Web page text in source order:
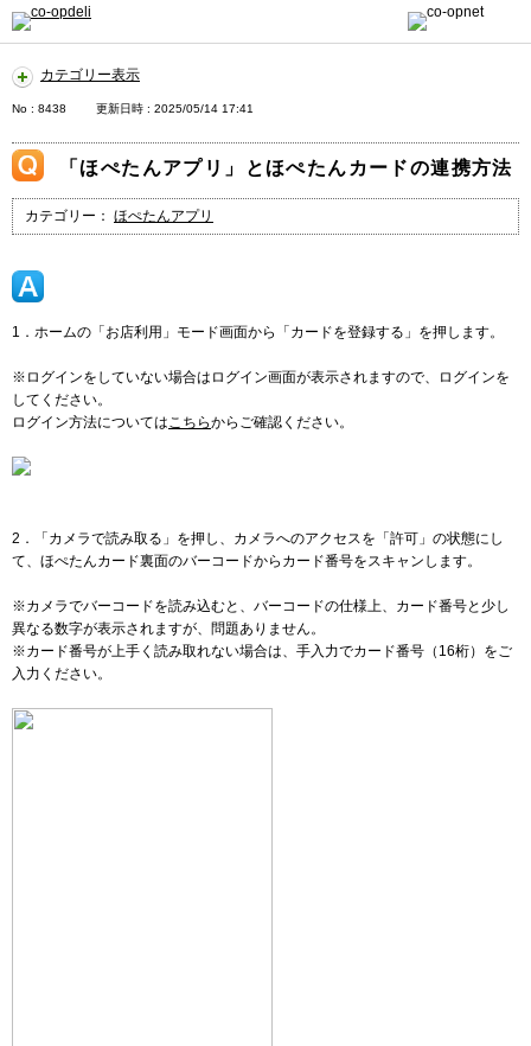
カテゴリー表示
No : 8438 更新日時 : 2025/05/14 17:41
「ほぺたんアプリ」とほぺたんカードの連携方法
カテゴリー： ほぺたんアプリ
1．ホームの「お店利用」モード画面から「カードを登録する」を押します。
※ログインをしていない場合はログイン画面が表示されますので、ログインを
してください。
ログイン方法についてはこちらからご確認ください。
2．「カメラで読み取る」を押し、カメラへのアクセスを「許可」の状態にし
て、ほぺたんカード裏面のバーコードからカード番号をスキャンします。
※カメラでバーコードを読み込むと、バーコードの仕様上、カード番号と少し
異なる数字が表示されますが、問題ありません。
※カード番号が上手く読み取れない場合は、手入力でカード番号（16桁）をご
入力ください。